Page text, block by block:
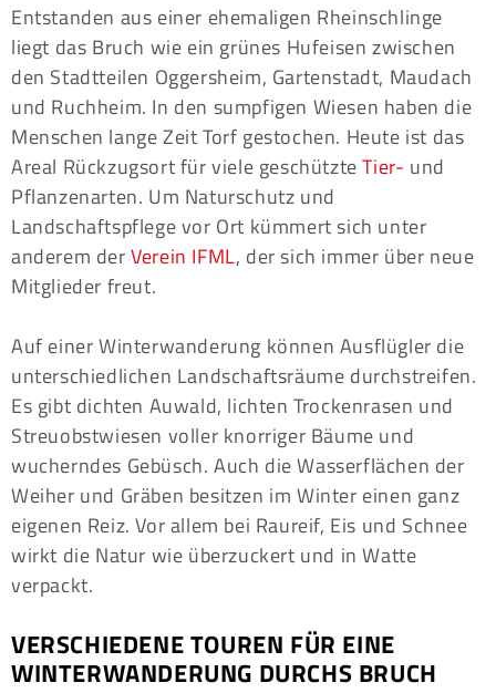
Entstanden aus einer ehemaligen Rheinschlinge
liegt das Bruch wie ein grünes Hufeisen zwischen
den Stadtteilen Oggersheim, Gartenstadt, Maudach
und Ruchheim. In den sumpfigen Wiesen haben die
Menschen lange Zeit Torf gestochen. Heute ist das
Areal Rückzugsort für viele geschützteTier- und
Pflanzenarten. Um Naturschutz und
Landschaftspflege vor Ort kümmert sich unter
anderem derVerein IFML, der sich immer über neue
Mitglieder freut.
Auf einer Winterwanderung können Ausflügler die
unterschiedlichen Landschaftsräume durchstreifen.
Es gibt dichten Auwald, lichten Trockenrasen und
Streuobstwiesen voller knorriger Bäume und
wucherndes Gebüsch. Auch die Wasserflächen der
Weiher und Gräben besitzen im Winter einen ganz
eigenen Reiz. Vor allem bei Raureif, Eis und Schnee
wirkt die Natur wie überzuckert und in Watte
verpackt.
VERSCHIEDENE TOUREN FÜR EINE
WINTERWANDERUNG DURCHS BRUCH